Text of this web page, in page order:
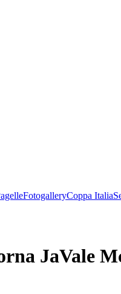
FotogalleryCoppa Italia
JaVale